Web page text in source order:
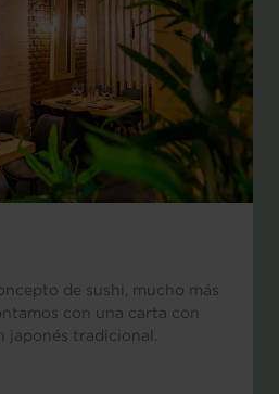
de sushi, mucho más
con una carta con
japonés tradicional.